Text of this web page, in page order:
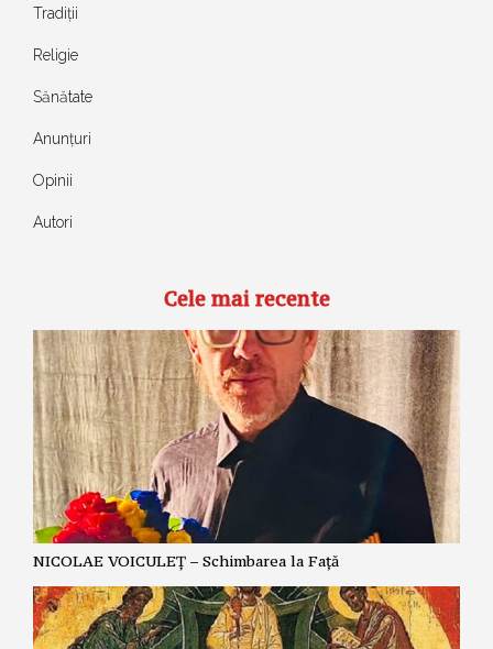
Tradiții
Religie
Sănătate
Anunțuri
Opinii
Autori
Cele mai recente
NICOLAE VOICULEȚ – Schimbarea la Față